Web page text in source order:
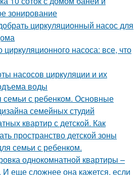
зонирование
циркуляционный насос для
насоса: все, что
насосов циркуляции и их
воды
семьи с ребенком. Основные
семейных студий
квартир с детской. Как
пространство детской зоны
семьи с ребенком.
однокомнатной квартиры –
И еще сложнее она кажется, если